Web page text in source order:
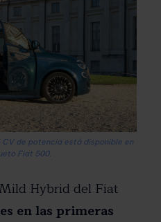
CV de potencia está disponible en
Fiat 500.
Hybrid del Fiat
en las primeras